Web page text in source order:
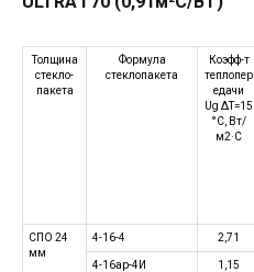
Толщина
стекло-
пакета
Формула
стеклопакета
Коэфф-т
теплопер
едачи
Ug ΔT=15
°C, Вт/
м2·C
СПО 24
мм
4-16-4 2,71
4-16ар-4И 1,15